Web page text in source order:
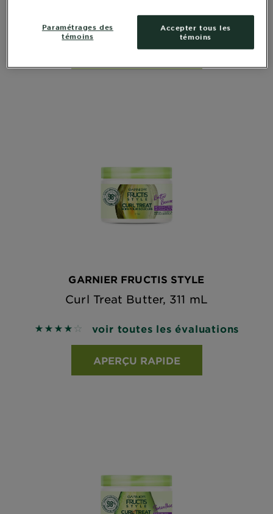
3 out of 5 stars based on reviews
voir toutes les évaluations
GARNIER FRUCTIS STYLE
Curl Treat Butter, 311 mL
4.0824 out of 5 stars based on reviews
voir toutes les évaluations
APERÇU RAPIDE
Accepter tous les
témoins
Paramétrages des
témoins